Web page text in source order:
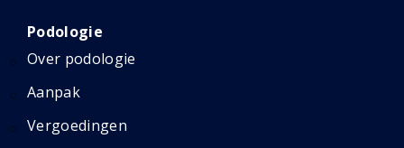
Podologie
Over podologie
Aanpak
Vergoedingen